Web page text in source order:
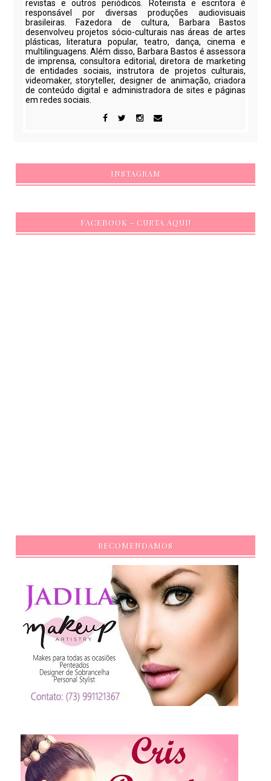
revistas e outros periódicos. Roteirista e escritora é
responsável por diversas produções audiovisuais
brasileiras. Fazedora de cultura, Barbara Bastos
desenvolveu projetos sócio-culturais nas áreas de artes
plásticas, literatura popular, teatro, dança, cinema e
multilinguagens. Além disso, Barbara Bastos é assessora
de imprensa, consultora editorial, diretora de marketing
de entidades sociais, instrutora de projetos culturais,
videomaker, storyteller, designer de animação, criadora
de conteúdo digital e administradora de sites e páginas
em redes sociais.
INSTAGRAM
FACEBOOK - CURTA AQUI!
RECOMENDAMOS